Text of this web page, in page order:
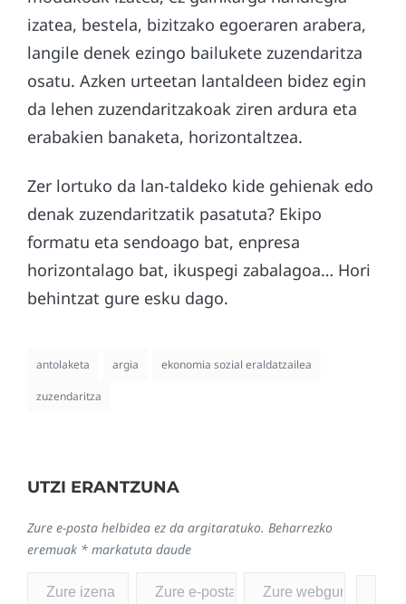
izatea, bestela, bizitzako egoeraren arabera,
langile denek ezingo bailukete zuzendaritza
osatu. Azken urteetan lantaldeen bidez egin
da lehen zuzendaritzakoak ziren ardura eta
erabakien banaketa, horizontaltzea.
Zer lortuko da lan-taldeko kide gehienak edo
denak zuzendaritzatik pasatuta? Ekipo
formatu eta sendoago bat, enpresa
horizontalago bat, ikuspegi zabalagoa… Hori
behintzat gure esku dago.
antolaketa argia ekonomia sozial eraldatzailea
zuzendaritza
UTZI ERANTZUNA
Zure e-posta helbidea ez da argitaratuko. Beharrezko
eremuak * markatuta daude